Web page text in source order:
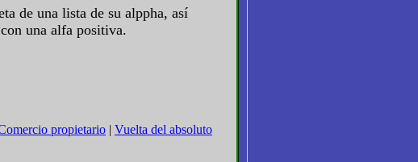
de una lista de su alppha, así
una alfa positiva.
propietario | Vuelta del absoluto